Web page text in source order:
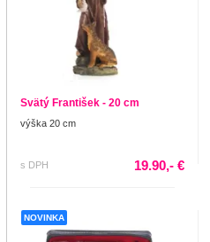
Svätý František - 20 cm
výška 20 cm
s DPH 19.90,- €
NOVINKA